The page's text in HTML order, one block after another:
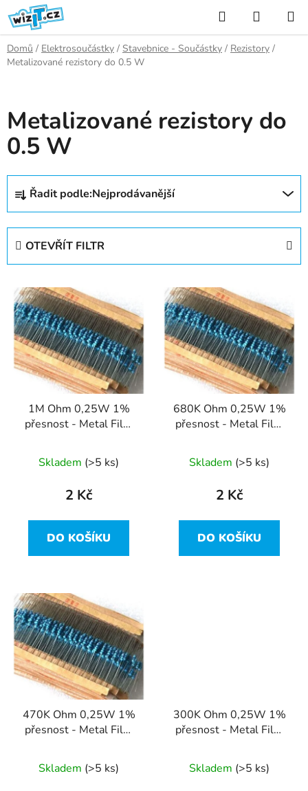
Přejít
na
obsah
Hledat
KOŠÍK
Domů / Elektrosoučástky / Stavebnice - Součástky / Rezistory /
Metalizované rezistory do 0.5 W
Metalizované rezistory do
0.5 W
Ř
z
p
o
d
u
Řadit podle:Nejprodávanější
OTEVŘÍT FILTR
V
ý
p
s
1M Ohm 0,25W 1%
přesnost - Metal Film
Skladem (>5 ks)
2 Kč
DO KOŠÍKU
680K Ohm 0,25W 1%
přesnost - Metal Film
Skladem (>5 ks)
2 Kč
DO KOŠÍKU
470K Ohm 0,25W 1%
přesnost - Metal Film
Skladem (>5 ks)
300K Ohm 0,25W 1%
přesnost - Metal Film
Skladem (>5 ks)